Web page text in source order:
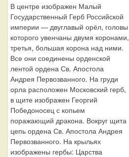
В центре изображен Малый
Государственный Герб Российской
империи — двуглавый орёл, головы
которого увенчаны двумя коронами,
третья, большая корона над ними.
Все они соединены орденской
лентой ордена Св. Апостола
Андрея Первозванного. На груди
орла расположен Московский герб,
в щите изображен Георгий
Победоносец с копьем
поражающий дракона. Вокруг щита
цепь ордена Св. Апостола Андрея
Первозванного. На крыльях
изображены гербы: Царства